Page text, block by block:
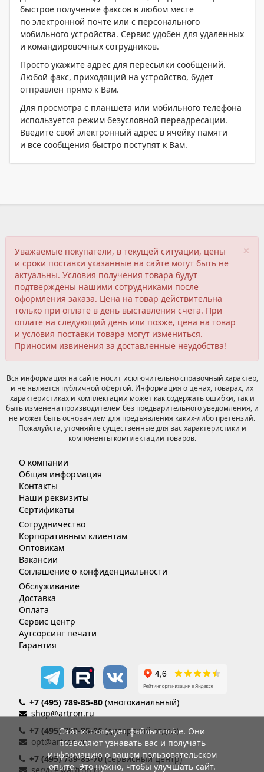
быстрое получение факсов в любом месте
по электронной почте или с персонального
мобильного устройства. Сервис удобен для удаленных
и командировочных сотрудников.
Просто укажите адрес для пересылки сообщений.
Любой факс, приходящий на устройство, будет
отправлен прямо к Вам.
Для просмотра с планшета или мобильного телефона
используется режим безусловной переадресации.
Введите свой электронный адрес в ячейку памяти
и все сообщения быстро поступят к Вам.
×
Уважаемые покупатели, в текущей ситуации, цены
и сроки поставки указанные на сайте могут быть не
актуальны. Условия получения товара будут
подтверждены нашими сотрудниками после
оформления заказа. Цена на товар действительна
только при оплате в день выставления счета. При
оплате на следующий день или позже, цена на товар
и условия поставки товара могут измениться.
Приносим извинения за доставленные неудобства!
Вся информация на сайте носит исключительно справочный характер,
и не является публичной офертой. Информация о ценах, товарах, их
характеристиках и комплектации может как содержать ошибки, так и
быть изменена производителем без предварительного уведомления, и
не может быть основанием для предъявления каких-либо претензий.
Пожалуйста, уточняйте существенные для вас характеристики и
компоненты комплектации товаров.
О компании
Общая информация
Контакты
Наши реквизиты
Сертификаты
Сотрудничество
Корпоративным клиентам
Оптовикам
Вакансии
Соглашение о конфиденциальности
Обслуживание
Доставка
Оплата
Сервис центр
Аутсорсинг печати
Гарантия
+7 (495) 789-85-80 (многоканальный)
shop@artron.ru
+7 (495) 789-85-86(дилерский отдел)
opt@artron.ru
+7 (495) 789-85-70 (сервисный центр)
Сайт использует файлы cookie. Они
позволяют узнавать вас и получать
информацию о вашем пользовательском
опыте. Это нужно, чтобы улучшать сайт.